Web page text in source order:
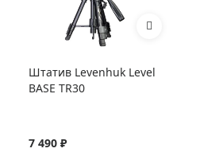
Штатив Levenhuk Level
BASE TR30
7 490 ₽